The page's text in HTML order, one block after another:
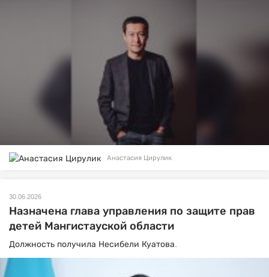
Анастасия Цирулик
30.06.2026
Назначена глава управления по защите прав
детей Мангистауской области
Должность получила Несибели Куатова.